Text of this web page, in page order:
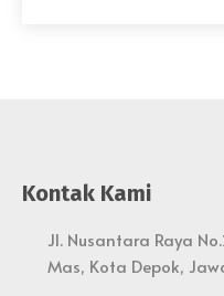
Kontak Kami
Jl. Nusantara Raya
Mas, Kota Depok,